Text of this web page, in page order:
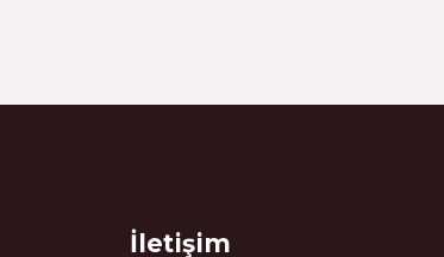
İletişim